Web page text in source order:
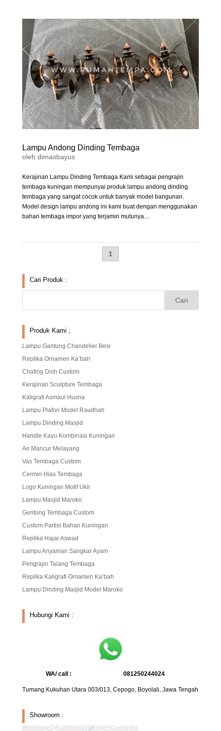
Lampu Andong Dinding Tembaga
oleh dimasbayus
Kerajinan Lampu Dinding Tembaga Kami sebagai pengrajin
tembaga kuningan mempunyai produk lampu andong dinding
tembaga yang sangat cocok untuk banyak model bangunan.
Model design lampu andong ini kami buat dengan menggunakan
bahan tembaga impor yang terjamin mutunya....
1
Cari Produk :
Produk Kami ;
Lampu Gantung Chandelier Besi
Replika Ornamen Ka’bah
Chafing Dish Custom
Kerajinan Sculpture Tembaga
Kaligrafi Asmaul Husna
Lampu Plafon Model Raudhah
Lampu Dinding Masjid
Handle Kayu Kombinasi Kuningan
Air Mancur Melayang
Vas Tembaga Custom
Cermin Hias Tembaga
Logo Kuningan Motif Ukir
Lampu Masjid Maroko
Gentong Tembaga Custom
Custom Partisi Bahan Kuningan
Replika Hajar Aswad
Lampu Anyaman Sangkar Ayam
Pengrajin Talang Tembaga
Replika Kaligrafi Ornamen Ka’bah
Lampu Dinding Masjid Model Maroko
Hubungi Kami :
WA/ call : 081250244024
Tumang Kukuhan Utara 003/013, Cepogo, Boyolali, Jawa Tengah
Showroom :